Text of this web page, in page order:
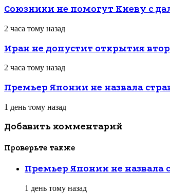
Союзники не помогут Киеву с
2 часа тому назад
Иран не допустит открытия
2 часа тому назад
Премьер Японии не назвала
1 день тому назад
Добавить комментарий
Проверьте также
ЗакрытьПремьер Японии не
1 день тому назад